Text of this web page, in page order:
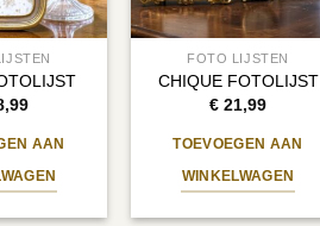
AAN
FOTO LIJSTEN
CHIQUE FOTOLIJST
€ 21,99
TOEVOEGEN AAN
WINKELWAGEN